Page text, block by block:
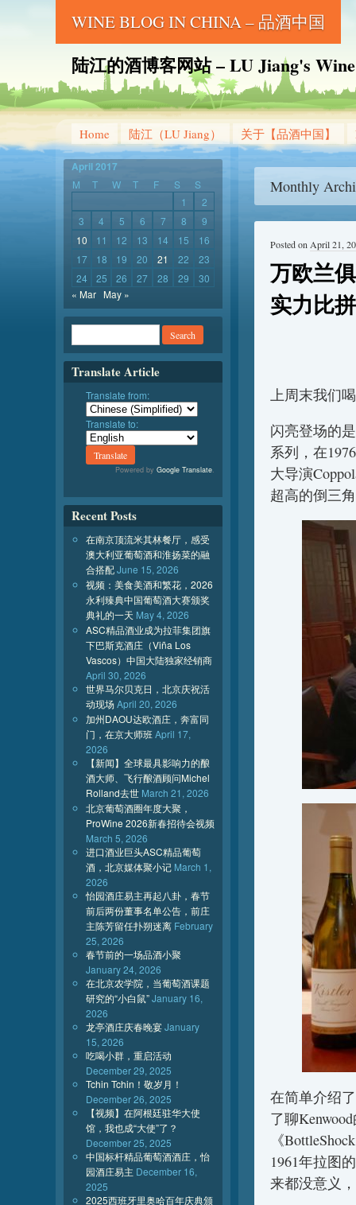
WINE BLOG IN CHINA – 品酒中国
陆江的酒博客网站 – LU Jiang's
Home 陆江（LU Jiang） 关于【品酒中国】
Monthly
万欧兰
实力比
Posted on April 21,
上周末我们
闪亮登场的
系列，在
大导演
超高的倒三
在简单介绍
了聊
《
1961年拉图
来都没意义
April 2017
M T W T F S
S
1
2
3
4 5 6 7 8
9
10
11 12 13 14 15
16
17
18 19 20 21 22
23
24
25 26 27 28 29
30
« Mar May »
Translate Article
Translate from:
Translate to:
Powered by Google Translate.
Recent Posts
在南京顶流米其林餐厅，感受
澳大利亚葡萄酒和淮扬菜的融
合搭配June 15, 2026
视频：美食美酒和繁花，2026
永利臻典中国葡萄酒大赛颁奖
典礼的一天 May 4, 2026
ASC精品酒业成为拉菲集团旗
下巴斯克酒庄（Viña Los
Vascos）中国大陆独家经销商
April 30, 2026
世界马尔贝克日，北京庆祝活
动现场April 20, 2026
加州DAOU达欧酒庄，奔富同
门，在京大师班 April 17,
2026
【新闻】全球最具影响力的酿
酒大师、飞行酿酒顾问Michel
Rolland去世 March 21, 2026
北京葡萄酒圈年度大聚，
ProWine 2026新春招待会视频
March 5, 2026
进口酒业巨头ASC精品葡萄
酒，北京媒体聚小记 March 1,
2026
怡园酒庄易主再起八卦，春节
前后两份董事名单公告，前庄
主陈芳留任扑朔迷离 February
25, 2026
春节前的一场品酒小聚
January 24, 2026
在北京农学院，当葡萄酒课题
研究的“小白鼠”January 16,
2026
龙亭酒庄庆春晚宴January
15, 2026
吃喝小群，重启活动
December 29, 2025
Tchin Tchin！敬岁月！
December 26, 2025
【视频】在阿根廷驻华大使
馆，我也成“大使”了？
December 25, 2025
中国标杆精品葡萄酒酒庄，怡
园酒庄易主 December 16,
2025
2025西班牙里奥哈百年庆典颁